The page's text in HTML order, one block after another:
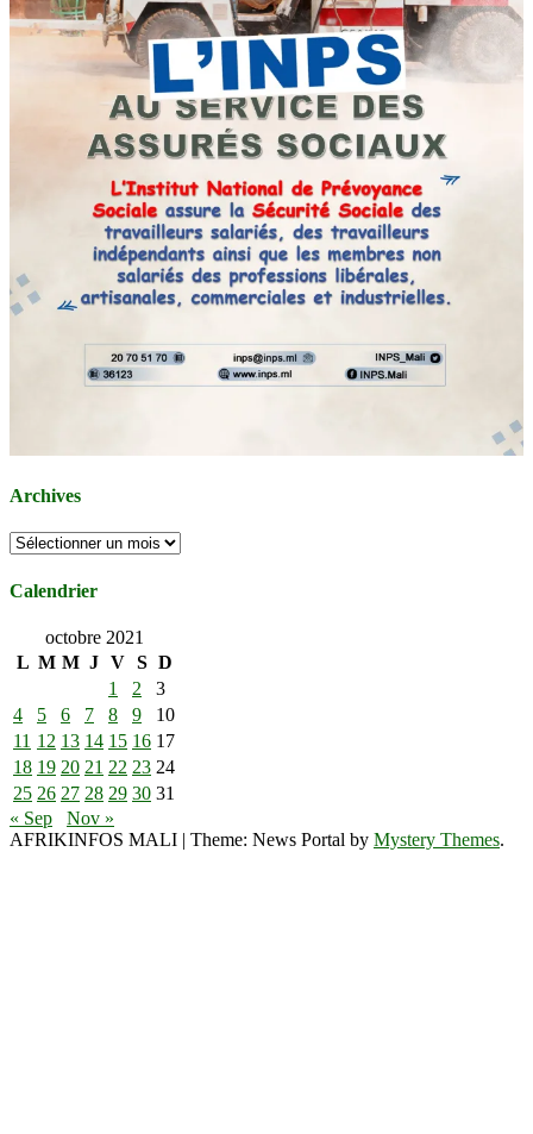
Archives
Archives
Calendrier
octobre 2021
L M M J V S D
1
2
3
4
5 6 7 8 9
10
11 12 13 14 15 16 17
18 19 20 21 22 23 24
25 26 27 28 29 30 31
« Sep
Nov »
AFRIKINFOS MALI | Theme: News Portal by Mystery Themes.